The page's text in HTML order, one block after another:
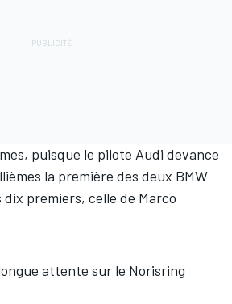
puisque le pilote Audi devance
la première des deux BMW
premiers, celle de Marco
attente sur le Norisring